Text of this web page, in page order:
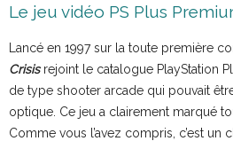
Le jeu vidéo PS Plus
Lancé en 1997 sur la toute première
Crisisrejoint le catalogue PlayStation
de type shooter arcade qui pouvait
optique. Ce jeu a clairement marqué
Comme vous l’avez compris, c’est un